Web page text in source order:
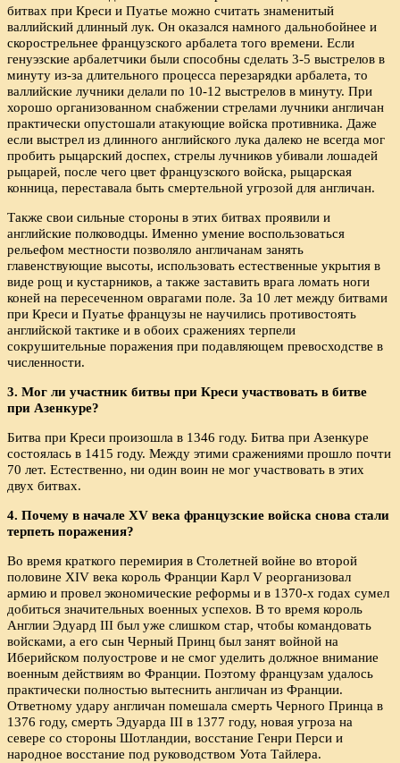
битвах при Креси и Пуатье можно считать знаменитый
валлийский длинный лук. Он оказался намного дальнобойнее и
скорострельнее французского арбалета того времени. Если
генуэзские арбалетчики были способны сделать 3-5 выстрелов в
минуту из-за длительного процесса перезарядки арбалета, то
валлийские лучники делали по 10-12 выстрелов в минуту. При
хорошо организованном снабжении стрелами лучники англичан
практически опустошали атакующие войска противника. Даже
если выстрел из длинного английского лука далеко не всегда мог
пробить рыцарский доспех, стрелы лучников убивали лошадей
рыцарей, после чего цвет французского войска, рыцарская
конница, переставала быть смертельной угрозой для англичан.
Также свои сильные стороны в этих битвах проявили и
английские полководцы. Именно умение воспользоваться
рельефом местности позволяло англичанам занять
главенствующие высоты, использовать естественные укрытия в
виде рощ и кустарников, а также заставить врага ломать ноги
коней на пересеченном оврагами поле. За 10 лет между битвами
при Креси и Пуатье французы не научились противостоять
английской тактике и в обоих сражениях терпели
сокрушительные поражения при подавляющем превосходстве в
численности.
3. Мог ли участник битвы при Креси участвовать в битве
при Азенкуре?
Битва при Креси произошла в 1346 году. Битва при Азенкуре
состоялась в 1415 году. Между этими сражениями прошло почти
70 лет. Естественно, ни один воин не мог участвовать в этих
двух битвах.
4. Почему в начале XV века французские войска снова стали
терпеть поражения?
Во время краткого перемирия в Столетней войне во второй
половине XIV века король Франции Карл V реорганизовал
армию и провел экономические реформы и в 1370-х годах сумел
добиться значительных военных успехов. В то время король
Англии Эдуард III был уже слишком стар, чтобы командовать
войсками, а его сын Черный Принц был занят войной на
Иберийском полуострове и не смог уделить должное внимание
военным действиям во Франции. Поэтому французам удалось
практически полностью вытеснить англичан из Франции.
Ответному удару англичан помешала смерть Черного Принца в
1376 году, смерть Эдуарда III в 1377 году, новая угроза на
севере со стороны Шотландии, восстание Генри Перси и
народное восстание под руководством Уота Тайлера.